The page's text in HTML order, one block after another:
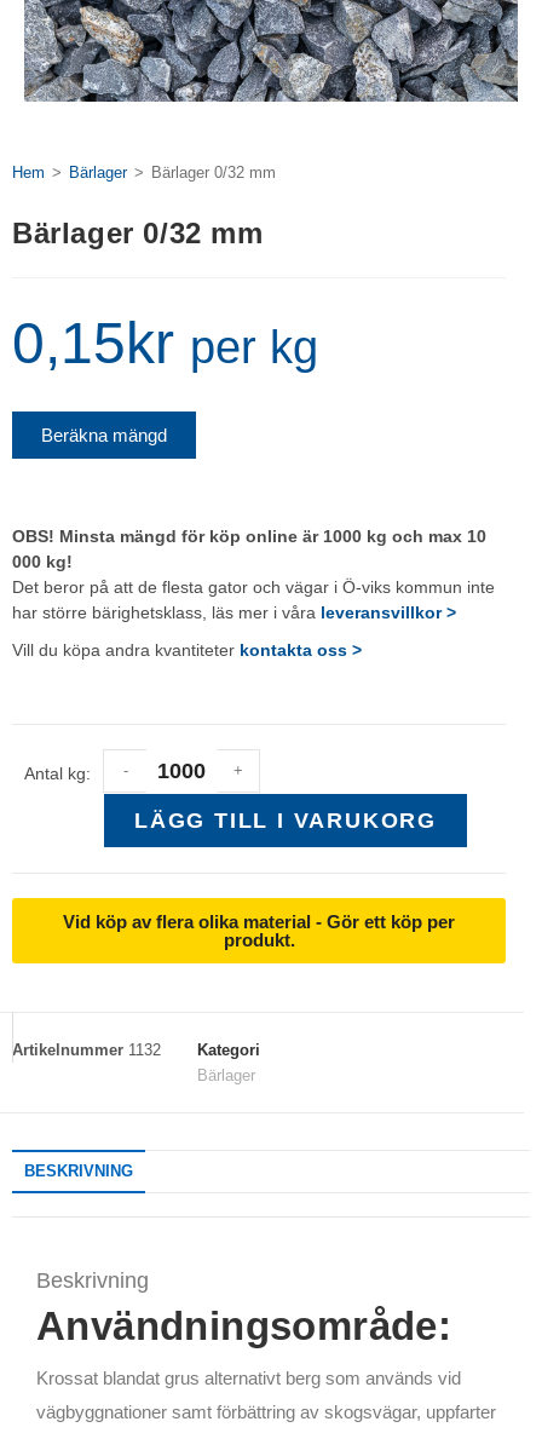
Hem > Bärlager > Bärlager 0/32 mm
Bärlager 0/32 mm
0,15kr per kg
Beräkna mängd
OBS! Minsta mängd för köp online är 1000 kg och max 10
000 kg!
Det beror på att de flesta gator och vägar i Ö-viks kommun inte
har större bärighetsklass, läs mer i våra leveransvillkor >
Vill du köpa andra kvantiteter kontakta oss >
Antal kg: - +
LÄGG TILL I VARUKORG
Vid köp av flera olika material - Gör ett köp per
produkt.
Artikelnummer 1132
Kategori
Bärlager
BESKRIVNING
Beskrivning
Användningsområde:
Krossat blandat grus alternativt berg som används vid
vägbyggnationer samt förbättring av skogsvägar, uppfarter